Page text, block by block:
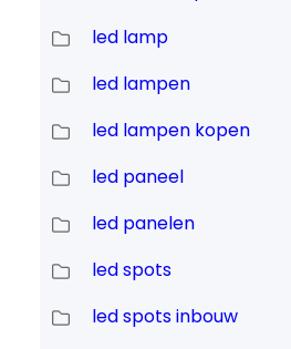
led lamp
led lampen
led lampen kopen
led paneel
led panelen
led spots
led spots inbouw